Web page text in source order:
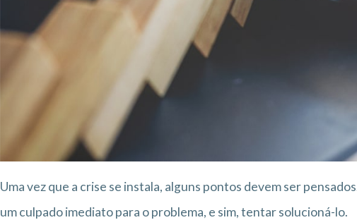
Uma vez que a crise se instala, alguns pontos devem ser
um culpado imediato para o problema, e sim, tentar solucioná-lo.